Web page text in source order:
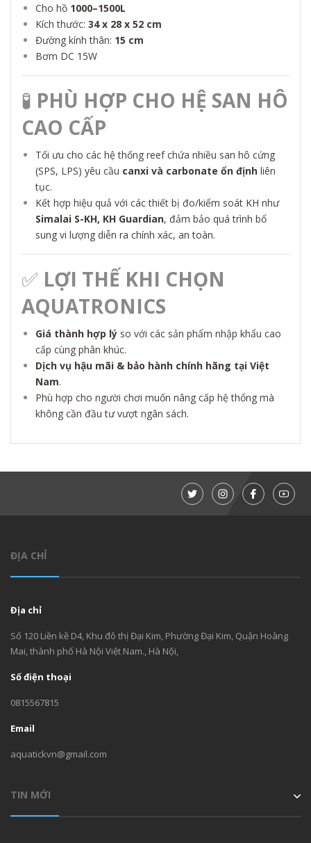
Cho hồ 1000–1500L
Kích thước: 34 x 28 x 52 cm
Đường kính thân: 15 cm
Bơm DC 15W
🧪 PHÙ HỢP CHO HỆ SAN HÔ
CAO CẤP
Tối ưu cho các hệ thống reef chứa nhiều san hô cứng
(SPS, LPS) yêu cầu canxi và carbonate ổn định liên
tục.
Kết hợp hiệu quả với các thiết bị đo/kiểm soát KH như
Simalai S-KH, KH Guardian, đảm bảo quá trình bổ
sung vi lượng diễn ra chính xác, an toàn.
✅ LỢI THẾ KHI CHỌN
AQUATRONICS
Giá thành hợp lý so với các sản phẩm nhập khẩu cao
cấp cùng phân khúc.
Dịch vụ hậu mãi & bảo hành chính hãng tại Việt
Nam.
Phù hợp cho người chơi muốn nâng cấp hệ thống mà
không cần đầu tư vượt ngân sách.
ĐỊA CHỈ
Địa chỉ
Số 120 Liền kề D4, Khu đô thị Đại Kim, Phường Đại Kim, Quận Hoàng
Mai, thành phố Hà Nội Việt Nam., Hà Nội,
Số điện thoại
0815567815
Email
aquatickvn@gmail.com
TIN MỚI